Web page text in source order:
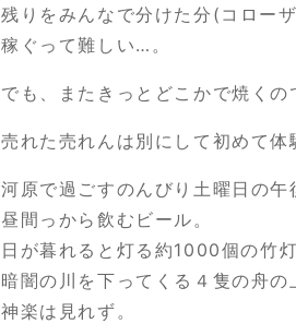
残りをみんなで分けた分(コロー
稼ぐって難しい…。
でも、またきっとどこかで焼く
売れた売れんは別にして初めて体
河原で過ごすのんびり土曜日の午
昼間っから飲むビール。
日が暮れると灯る約1000個の竹灯
暗闇の川を下ってくる４隻の舟の
神楽は見れず。